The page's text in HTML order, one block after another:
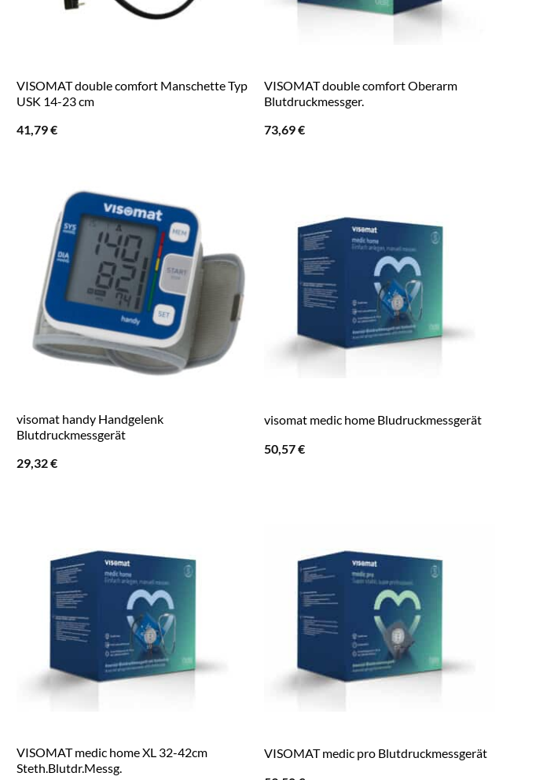
VISOMAT double comfort Manschette Typ
USK 14-23 cm
41,79€
VISOMAT double comfort Oberarm
Blutdruckmessger.
73,69€
visomat handy Handgelenk
Blutdruckmessgerät
29,32€
visomat medic home Bludruckmessgerät
50,57€
VISOMAT medic home XL 32-42cm
Steth.Blutdr.Messg.
VISOMAT medic pro Blutdruckmessgerät